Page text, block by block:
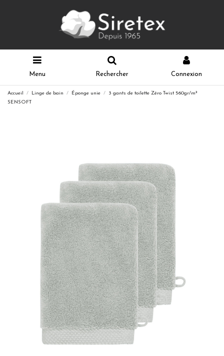
Menu Rechercher Connexion
Accueil Linge de bain Éponge unie
3 gants de toilette Zéro Twist 560gr/m²
SENSOFT